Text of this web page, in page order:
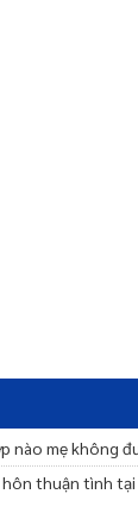
nào mẹ không
thuận tình tại